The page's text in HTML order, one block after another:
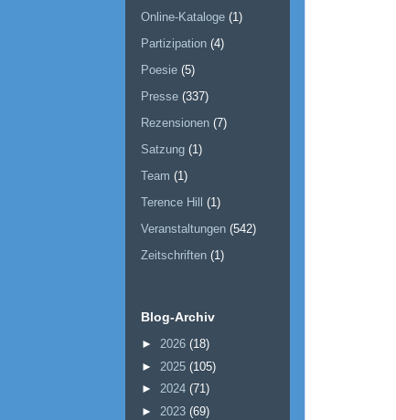
Online-Kataloge (1)
Partizipation (4)
Poesie (5)
Presse (337)
Rezensionen (7)
Satzung (1)
Team (1)
Terence Hill
(1)
Veranstaltungen (542)
Zeitschriften (1)
Blog-Archiv
► 2026 (18)
► 2025 (105)
► 2024 (71)
► 2023 (69)